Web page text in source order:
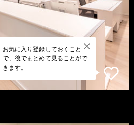
お気に入り登録しておくこと
で、後でまとめて見ることがで
きます。